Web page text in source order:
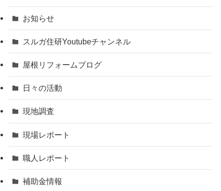
お知らせ
スルガ住研Youtubeチャンネル
屋根リフォームブログ
日々の活動
現地調査
現場レポート
職人レポート
補助金情報